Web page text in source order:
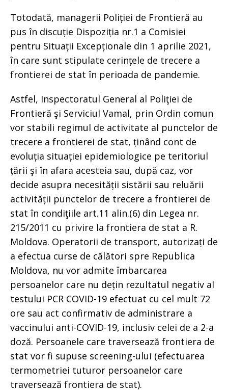
Totodată, managerii Poliției de Frontieră au
pus în discuție Dispoziția nr.1 a Comisiei
pentru Situații Excepționale din 1 aprilie 2021,
în care sunt stipulate cerințele de trecere a
frontierei de stat în perioada de pandemie.
Astfel, Inspectoratul General al Poliţiei de
Frontieră şi Serviciul Vamal, prin Ordin comun
vor stabili regimul de activitate al punctelor de
trecere a frontierei de stat, ținând cont de
evoluția situației epidemiologice pe teritoriul
țării şi în afara acesteia sau, după caz, vor
decide asupra necesității sistării sau reluării
activității punctelor de trecere a frontierei de
stat în condiţiile art.11 alin.(6) din Legea nr.
215/2011 cu privire la frontiera de stat a R.
Moldova. Operatorii de transport, autorizați de
a efectua curse de călători spre Republica
Moldova, nu vor admite îmbarcarea
persoanelor care nu dețin rezultatul negativ al
testului PCR COVID-19 efectuat cu cel mult 72
ore sau act confirmativ de administrare a
vaccinului anti-COVID-19, inclusiv celei de a 2-a
doză. Persoanele care traversează frontiera de
stat vor fi supuse screening-ului (efectuarea
termometriei tuturor persoanelor care
traversează frontiera de stat).